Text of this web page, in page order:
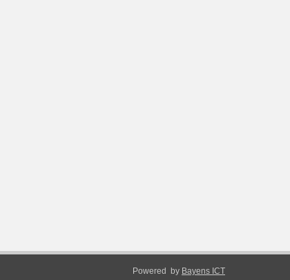
Powered by Bayens ICT